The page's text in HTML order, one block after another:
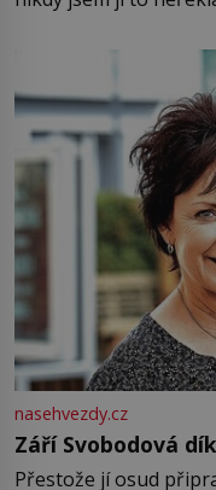
Jsme spolu moc rádi
nasehvezdy.cz
Září Svobodová
Přestože jí osud